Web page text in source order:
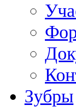
Зубры